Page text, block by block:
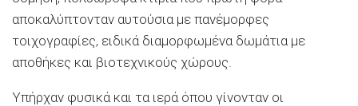
αποκαλύπτονταν αυτούσια με πανέμορφες
τοιχογραφίες, ειδικά διαμορφωμένα δωμάτια με
αποθήκες και βιοτεχνικούς χώρους.
Υπήρχαν φυσικά και τα ιερά όπου γίνονταν οι